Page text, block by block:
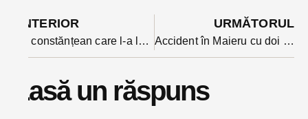
ANTERIOR
Un constănțean care l-a lăsat fără turma de oi pe un locuitor din Căianu Mic a fost adus cu mandat după trei ani
URMĂTORUL
Accident în Maieru cu doi răniți. Unul este o adolescentă de 16 ani
Lasă un răspuns